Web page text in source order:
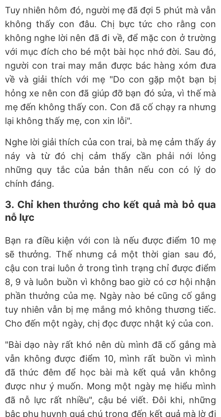
Tuy nhiên hôm đó, người mẹ đã đợi 5 phút mà vẫn
không thấy con đâu. Chị bực tức cho rằng con
không nghe lời nên đã đi về, để mặc con ở trường
với mục đích cho bé một bài học nhớ đời. Sau đó,
người con trai may mắn được bác hàng xóm đưa
về và giải thích với mẹ "Do con gặp một bạn bị
hỏng xe nên con đã giúp đỡ bạn đó sửa, vì thế mà
mẹ đến không thấy con. Con đã cố chạy ra nhưng
lại không thấy mẹ, con xin lỗi".
Nghe lời giải thích của con trai, bà mẹ cảm thấy áy
náy và từ đó chị cảm thấy cần phải nới lỏng
những quy tắc của bản thân nếu con có lý do
chính đáng.
3. Chỉ khen thưởng cho kết quả mà bỏ qua
nỗ lực
Bạn ra điều kiện với con là nếu được điểm 10 mẹ
sẽ thưởng. Thế nhưng cả một thời gian sau đó,
cậu con trai luôn ở trong tình trạng chỉ được điểm
8, 9 và luôn buồn vì không bao giờ có cơ hội nhận
phần thưởng của mẹ. Ngày nào bé cũng cố gắng
tuy nhiên vẫn bị mẹ mắng mỏ không thương tiếc.
Cho đến một ngày, chị đọc được nhật ký của con.
"Bài dạo này rất khó nên dù mình đã cố gắng mà
vẫn không được điểm 10, mình rất buồn vì mình
đã thức đêm để học bài mà kết quả vẫn không
được như ý muốn. Mong một ngày mẹ hiểu mình
đã nỗ lực rất nhiều", cậu bé viết. Đôi khi, những
bậc phụ huynh quá chú trọng đến kết quả mà lờ đi